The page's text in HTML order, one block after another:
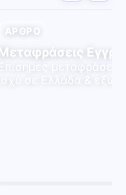
ΆΡΘΡΟ
Μεταφράσεις
ισχύ σε Ελλάδα &